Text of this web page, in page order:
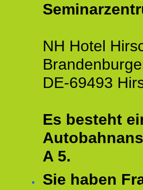
NH Hotel
DE-69493
Es besteht
A 5.
Sie haben